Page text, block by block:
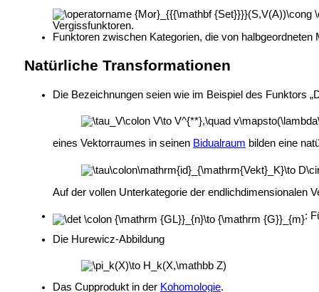
Vergissfunktoren.
Funktoren zwischen Kategorien, die von
Natürliche Transformationen
Die Bezeichnungen seien wie im Beispiel des Funktors
eines Vektorraumes in seinen Bidualraum bilden eine
Auf der vollen Unterkategorie der endlichdimensionalen
:
Die Hurewicz-Abbildung
Das Cupprodukt in der Kohomologie.